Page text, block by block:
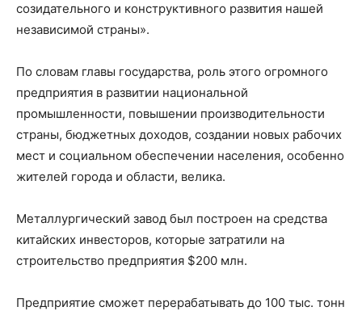
созидательного и конструктивного развития нашей
независимой страны».
По словам главы государства, роль этого огромного
предприятия в развитии национальной
промышленности, повышении производительности
страны, бюджетных доходов, создании новых рабочих
мест и социальном обеспечении населения, особенно
жителей города и области, велика.
Металлургический завод был построен на средства
китайских инвесторов, которые затратили на
строительство предприятия $200 млн.
Предприятие сможет перерабатывать до 100 тыс. тонн